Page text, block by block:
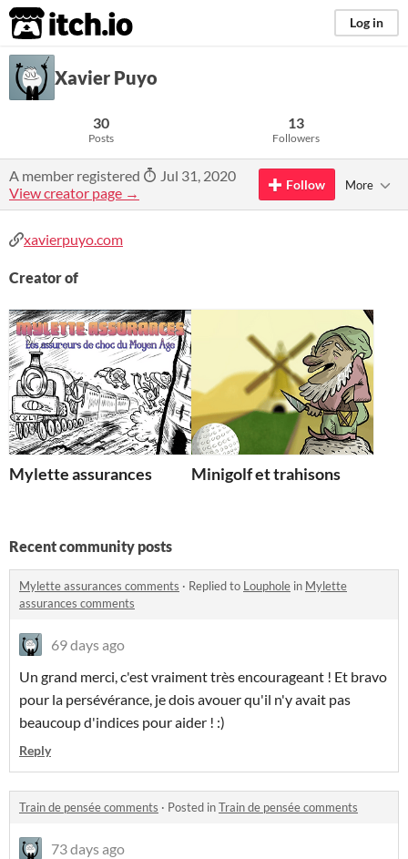
itch.io Log in
Xavier Puyo
30
Posts
13
Followers
A member registered
Jul 31, 2020
View creator page →
Follow More
xavierpuyo.com
Creator of
Mylette assurances Minigolf et trahisons
Recent community posts
Mylette assurances comments · Replied to Louphole in Mylette
assurances comments
69 days ago
Un grand merci, c'est vraiment très encourageant ! Et bravo
pour la persévérance, je dois avouer qu'il n'y avait pas
beaucoup d'indices pour aider ! :)
Reply
Train de pensée comments · Posted inTrain de pensée comments
73 days ago